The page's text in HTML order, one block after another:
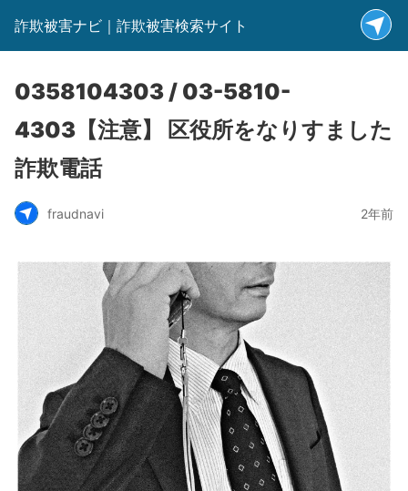
詐欺被害ナビ｜詐欺被害検索サイト
0358104303 / 03-5810-
4303【注意】 区役所をなりすました
詐欺電話
fraudnavi 2年前